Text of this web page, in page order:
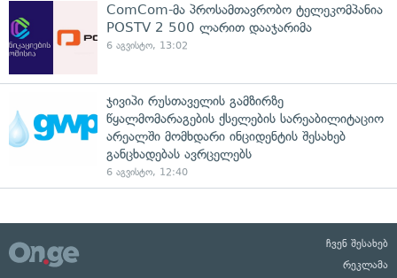
ComCom-მა პროსამთავრობო ტელეკომპანია
POSTV 2 500 ლარით დააჯარიმა
6 აგვისტო, 13:02
ჯივიპი რუსთაველის გამზირზე
წყალმომარაგების ქსელების სარეაბილიტაციო
არეალში მომხდარი ინციდენტის შესახებ
განცხადებას ავრცელებს
6 აგვისტო, 12:40
ჩვენ შესახებ
რეკლამა